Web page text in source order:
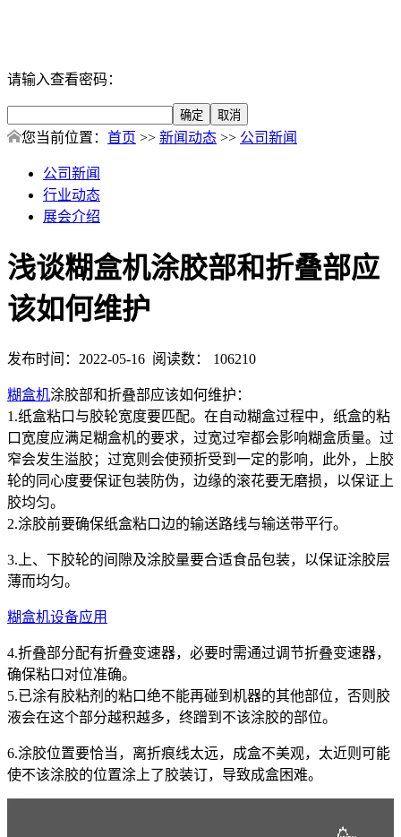
请输入查看密码：
您当前位置： 首页 >> 新闻动态 >> 公司新闻
公司新闻
行业动态
展会介绍
浅谈糊盒机涂胶部和折叠部应
该如何维护
发布时间：2022-05-16 阅读数： 106210
糊盒机涂胶部和折叠部应该如何维护：
1.纸盒粘口与胶轮宽度要匹配。在自动糊盒过程中，纸盒的粘
口宽度应满足糊盒机的要求，过宽过窄都会影响糊盒质量。过
窄会发生溢胶；过宽则会使预折受到一定的影响，此外，上胶
轮的同心度要保证包装防伪，边缘的滚花要无磨损，以保证上
胶均匀。
2.涂胶前要确保纸盒粘口边的输送路线与输送带平行。
3.上、下胶轮的间隙及涂胶量要合适食品包装，以保证涂胶层
薄而均匀。
糊盒机设备应用
4.折叠部分配有折叠变速器，必要时需通过调节折叠变速器，
确保粘口对位准确。
5.已涂有胶粘剂的粘口绝不能再碰到机器的其他部位，否则胶
液会在这个部分越积越多，终蹭到不该涂胶的部位。
6.涂胶位置要恰当，离折痕线太远，成盒不美观，太近则可能
使不该涂胶的位置涂上了胶装订，导致成盒困难。